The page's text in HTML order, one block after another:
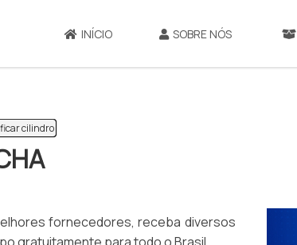
INÍCIO SOBRE NÓS
cilindro
fornecedores, receba diversos